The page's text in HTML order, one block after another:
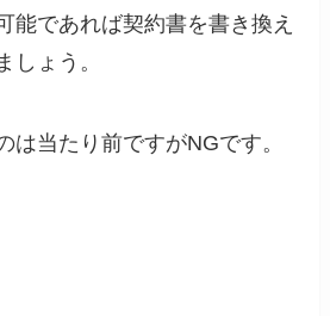
能であれば契約書を書き換え
しょう。
は当たり前ですがNGです。